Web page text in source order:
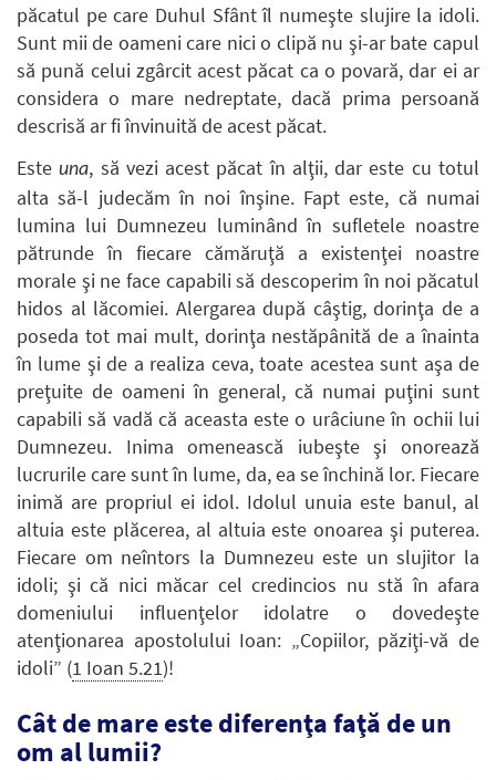
păcatul pe care Duhul Sfânt îl numeşte slujire la idoli.
Sunt mii de oameni care nici o clipă nu şi-ar bate capul
să pună celui zgârcit acest păcat ca o povară, dar ei ar
considera o mare nedreptate, dacă prima persoană
descrisă ar fi învinuită de acest păcat.
Esteuna, să vezi acest păcat în alţii, dar este cu totul
alta să-l judecăm în noi înşine. Fapt este, că numai
lumina lui Dumnezeu luminând în sufletele noastre
pătrunde în fiecare cămăruţă a existenţei noastre
morale şi ne face capabili să descoperim în noi păcatul
hidos al lăcomiei. Alergarea după câştig, dorinţa de a
poseda tot mai mult, dorinţa nestăpânită de a înainta
în lume şi de a realiza ceva, toate acestea sunt aşa de
preţuite de oameni în general, că numai puţini sunt
capabili să vadă că aceasta este o urâciune în ochii lui
Dumnezeu. Inima omenească iubeşte şi onorează
lucrurile care sunt în lume, da, ea se închină lor. Fiecare
inimă are propriul ei idol. Idolul unuia este banul, al
altuia este plăcerea, al altuia este onoarea şi puterea.
Fiecare om neîntors la Dumnezeu este un slujitor la
idoli; şi că nici măcar cel credincios nu stă în afara
domeniului influenţelor idolatre o dovedeşte
atenţionarea apostolului Ioan: „Copiilor, păziţi-vă de
idoli” (1 Ioan 5.21)!
Cât de mare este diferenţa faţă de un
om al lumii?